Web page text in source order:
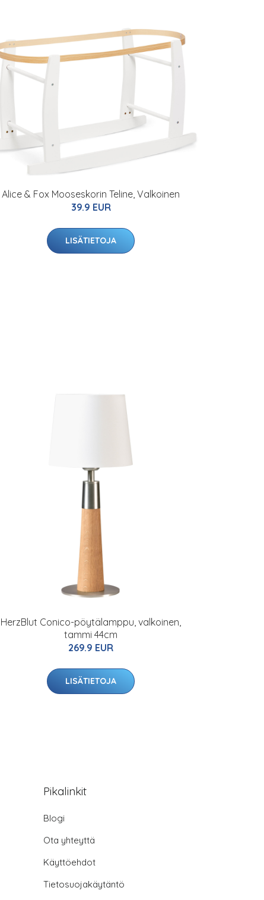
Alice & Fox Mooseskorin Teline, Valkoinen
39.9 EUR
LISÄTIETOJA
HerzBlut Conico-pöytälamppu, valkoinen,
tammi 44cm
269.9 EUR
LISÄTIETOJA
Pikalinkit
Blogi
Ota yhteyttä
Käyttöehdot
Tietosuojakäytäntö